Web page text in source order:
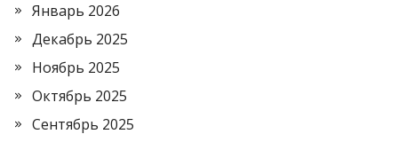
Январь 2026
Декабрь 2025
Ноябрь 2025
Октябрь 2025
Сентябрь 2025